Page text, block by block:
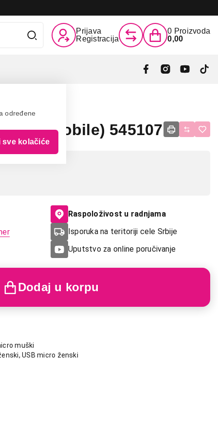
određene
sve kolačiće
Prijava
Registracija
0 Proizvoda
0,00
(mobile) 545107
Raspoloživost u radnjama
Isporuka na teritoriji cele Srbije
Uputstvo za online poručivanje
muški
USB micro ženski
Dodaj u korpu